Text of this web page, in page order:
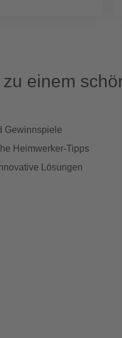
einem
Gewinnspiele
Heimwerker-Tipps
Lösungen